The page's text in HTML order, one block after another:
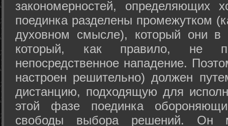
закономерностей, определяющих
поединка разделены промежутком
духовном смысле), который они в
который, как правило, не
непосредственное нападение.
настроен решительно) должен
дистанцию, подходящую для
этой фазе поединка
свободы выбора решений. Он